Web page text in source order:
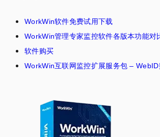
WorkWin软件免费试用下载
WorkWin管理专家监控软件各版本功能对
软件购买
WorkWin互联网监控扩展服务包 –